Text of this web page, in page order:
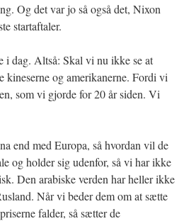
Og det var jo så også det, Nixon
startaftaler.
i dag. Altså: Skal vi nu ikke se at
kineserne og amerikanerne. Fordi vi
som vi gjorde for 20 år siden. Vi
end med Europa, så hvordan vil de
og holder sig udenfor, så vi har ikke
Den arabiske verden har heller ikke
Når vi beder dem om at sætte
falder, så sætter de